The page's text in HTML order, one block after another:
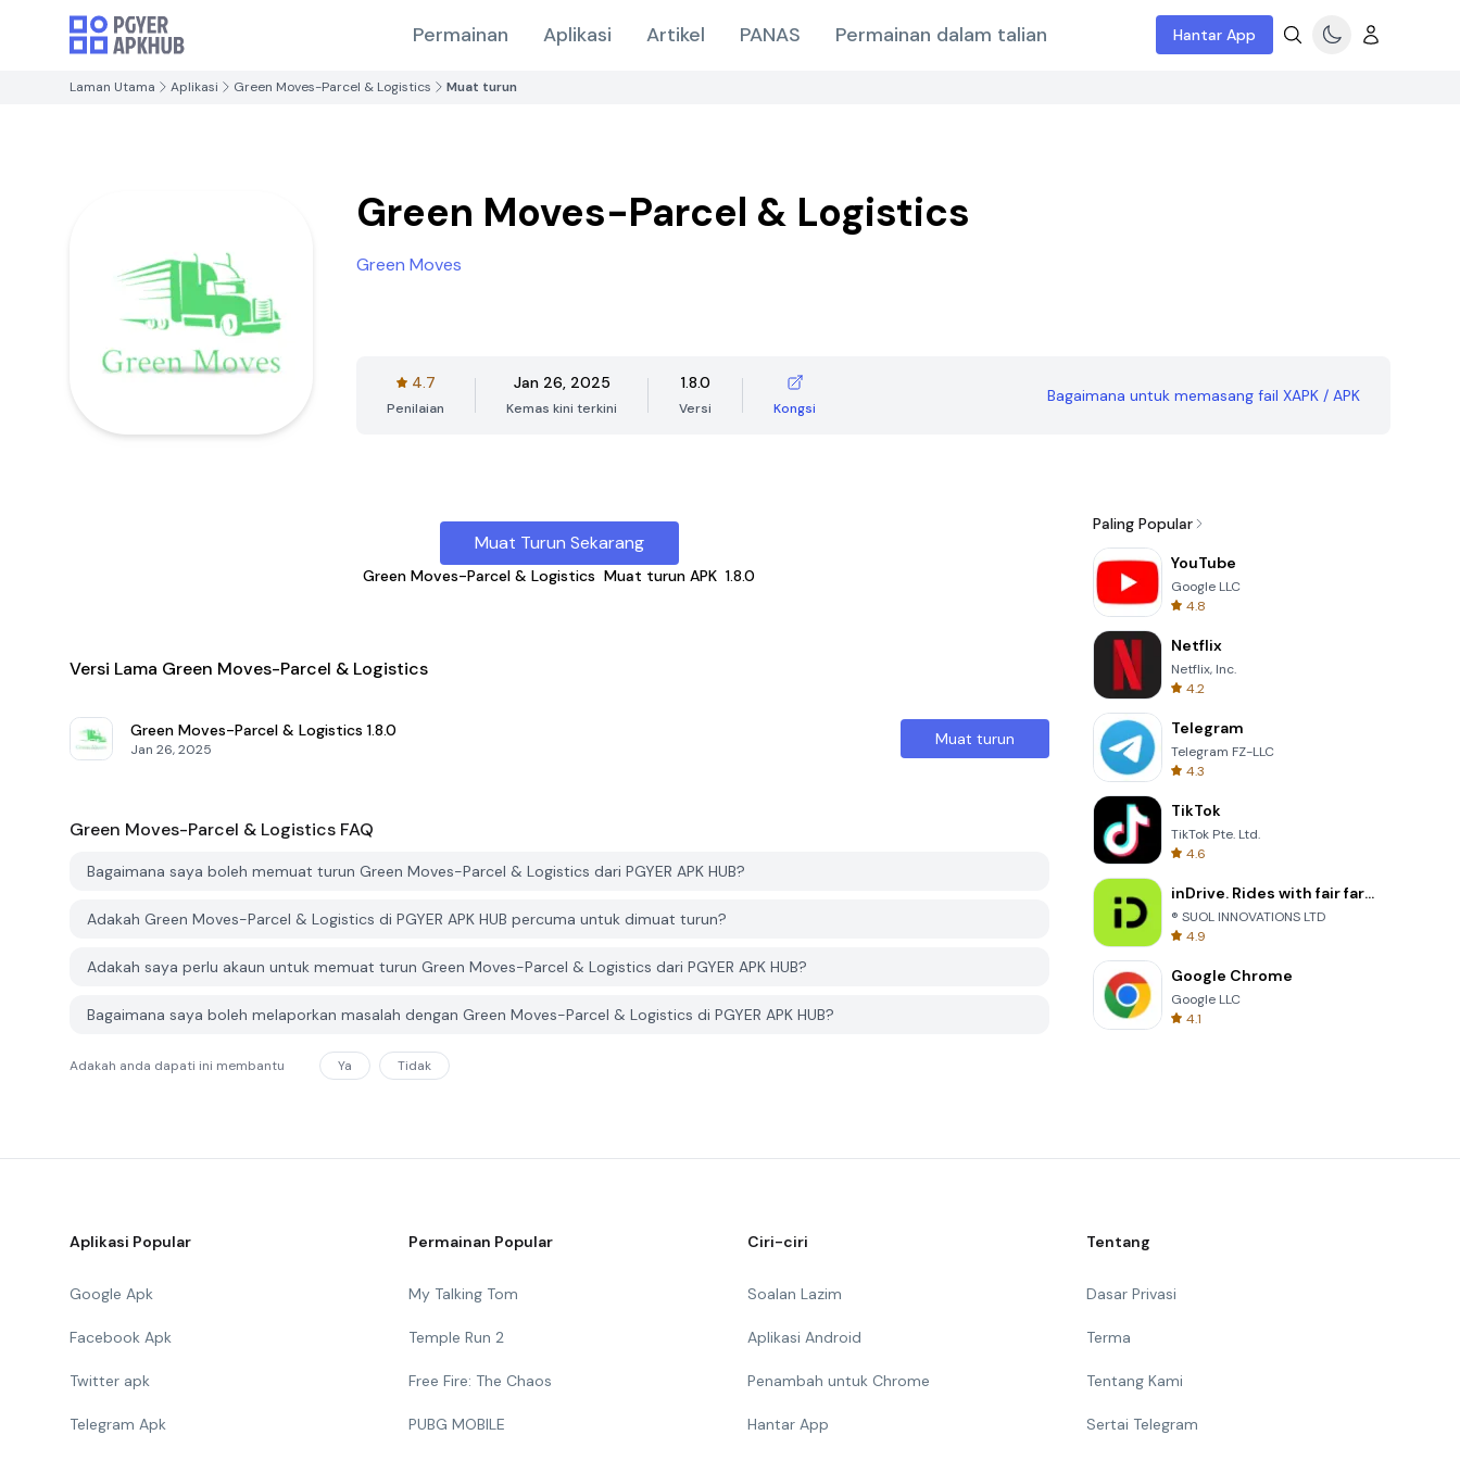
Permainan Aplikasi Artikel PANAS Permainan dalam talian Hantar App
Laman Utama Aplikasi Green Moves-Parcel & Logistics Muat turun
Green Moves-Parcel & Logistics
Green Moves
4.7
Penilaian
Jan 26, 2025
Kemas kini terkini
1.8.0
Versi Kongsi
Bagaimana untuk memasang fail XAPK / APK
Muat Turun Sekarang
Green Moves-Parcel & Logistics Muat turun APK 1.8.0
Versi Lama Green Moves-Parcel & Logistics
Green Moves-Parcel & Logistics 1.8.0
Jan 26, 2025
Muat turun
Green Moves-Parcel & Logistics FAQ
Bagaimana saya boleh memuat turun Green Moves-Parcel & Logistics dari PGYER APK HUB?
Adakah Green Moves-Parcel & Logistics di PGYER APK HUB percuma untuk dimuat turun?
Adakah saya perlu akaun untuk memuat turun Green Moves-Parcel & Logistics dari PGYER APK HUB?
Bagaimana saya boleh melaporkan masalah dengan Green Moves-Parcel & Logistics di PGYER APK HUB?
Adakah anda dapati ini membantu Ya Tidak
Paling Popular
YouTube
Google LLC
4.8
Netflix
Netflix, Inc.
4.2
Telegram
Telegram FZ-LLC
4.3
TikTok
TikTok Pte. Ltd.
4.6
inDrive. Rides with fair fares
® SUOL INNOVATIONS LTD
4.9
Google Chrome
Google LLC
4.1
Aplikasi Popular
Google Apk
Facebook Apk
Twitter apk
Telegram Apk
Permainan Popular
My Talking Tom
Temple Run 2
Free Fire: The Chaos
PUBG MOBILE
Ciri-ciri
Soalan Lazim
Aplikasi Android
Penambah untuk Chrome
Hantar App
Tentang
Dasar Privasi
Terma
Tentang Kami
Sertai Telegram